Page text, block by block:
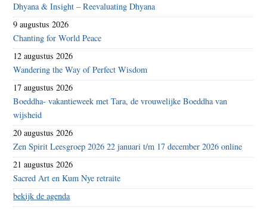
Dhyana & Insight – Reevaluating Dhyana
9 augustus 2026
Chanting for World Peace
12 augustus 2026
Wandering the Way of Perfect Wisdom
17 augustus 2026
Boeddha- vakantieweek met Tara, de vrouwelijke Boeddha van
wijsheid
20 augustus 2026
Zen Spirit Leesgroep 2026 22 januari t/m 17 december 2026 online
21 augustus 2026
Sacred Art en Kum Nye retraite
bekijk de agenda